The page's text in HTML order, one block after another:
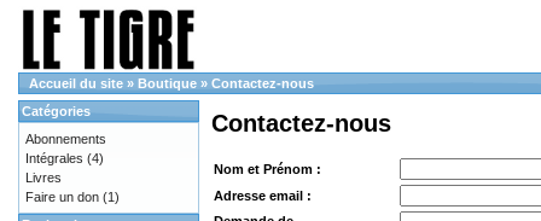
Accueil du site » Boutique » Contactez-nous
Contactez-nous
Nom et Prénom :
Adresse email :
Catégories
Abonnements
Intégrales (4)
Livres
Faire un don (1)